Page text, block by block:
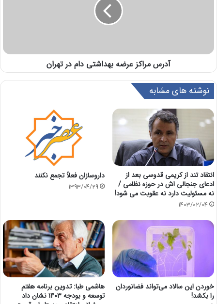
آدرس مراکز عرضه بهداشتی دام در تهران
نوشته های مشابه
انتقاد تند از کریمی قدوسی بعد از
ادعای جنجالی اش در حوزه نظامی /
نه مسئولیت دارد نه عقوبت می شود!
1403/02/04
داروسازان فعلاً تجمع نکنند
1393/04/29
خوردن این سالاد می‌تواند فضانوردان
را بکشد!
هاشمی طبا: تدوین برنامه هفتم
توسعه و بودجه ۱۴۰۳ نشان داد